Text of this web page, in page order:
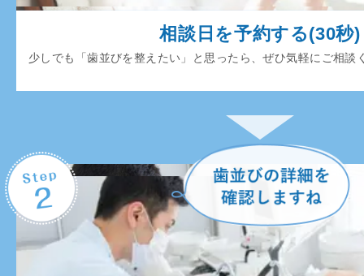
相談日を予約する(30秒)
少しでも「歯並びを整えたい」と思ったら、ぜひ気軽にご相談